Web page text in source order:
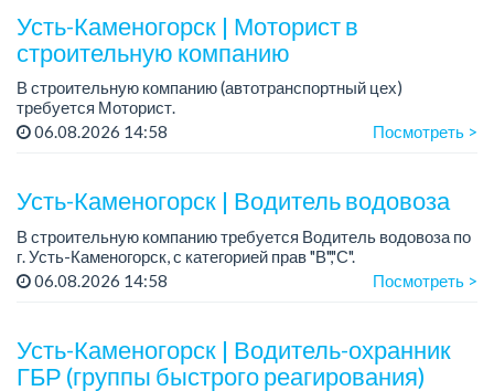
Усть-Каменогорск | Моторист в
строительную компанию
В строительную компанию (автотранспортный цех)
требуется Моторист.
Требования: опыт работы от 4 лет
06.08.2026 14:58 Посмотреть >
Усть-Каменогорск | Водитель водовоза
В строительную компанию требуется Водитель водовоза по
г. Усть-Каменогорск, с категорией прав "В","С".
Условия:
- О...
06.08.2026 14:58 Посмотреть >
Усть-Каменогорск | Водитель-охранник
ГБР (группы быстрого реагирования)